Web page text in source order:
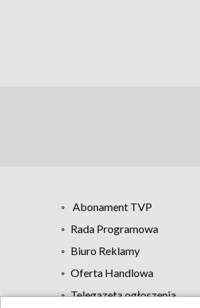
Abonament TVP
Rada Programowa
Biuro Reklamy
Oferta Handlowa
Telegazeta ogłoszenia